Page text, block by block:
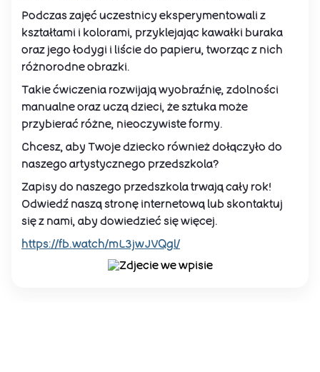
Podczas zajęć uczestnicy eksperymentowali z
kształtami i kolorami, przyklejając kawałki buraka
oraz jego łodygi i liście do papieru, tworząc z nich
różnorodne obrazki.
Takie ćwiczenia rozwijają wyobraźnię, zdolności
manualne oraz uczą dzieci, że sztuka może
przybierać różne, nieoczywiste formy.
Chcesz, aby Twoje dziecko również dołączyło do
naszego artystycznego przedszkola?
Zapisy do naszego przedszkola trwają cały rok!
Odwiedź naszą stronę internetową lub skontaktuj
się z nami, aby dowiedzieć się więcej.
https://fb.watch/mL3jwJVQgl/